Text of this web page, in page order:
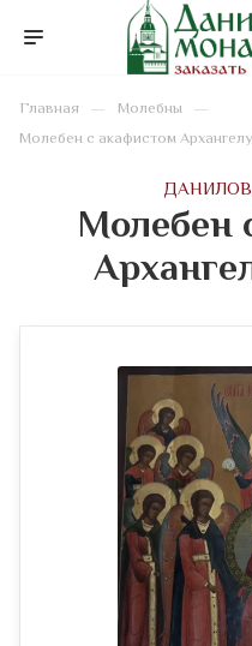
Главная — Молебны —
Молебен с акафистом
Молебен